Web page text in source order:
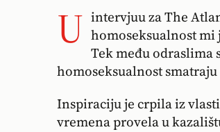
U intervjuu za The
homoseksualnost
Tek među odraslima
homoseksualnost
Inspiraciju je crpila iz
vremena provela u